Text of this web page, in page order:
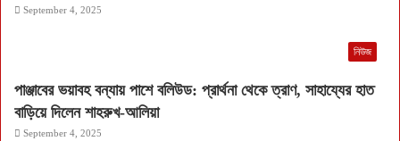
September 4, 2025
নিউজ
পাঞ্জাবের ভয়াবহ বন্যায় পাশে বলিউড: প্রার্থনা থেকে ত্রাণ, সাহায্যের হাত
বাড়িয়ে দিলেন শাহরুখ-আলিয়া
September 4, 2025